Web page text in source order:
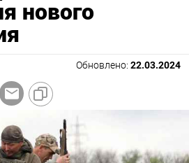
нового
Обновлено: 22.03.2024